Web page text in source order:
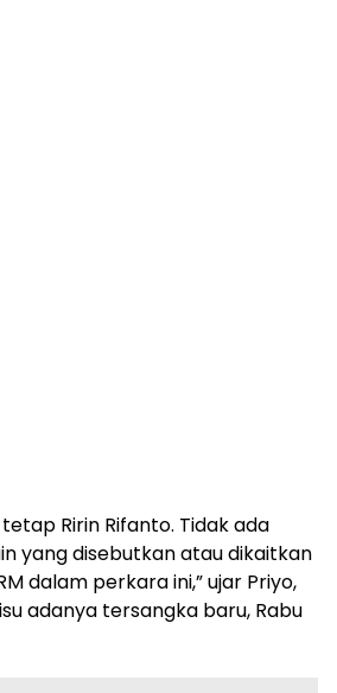
Ririn Rifanto. Tidak ada
yang disebutkan atau dikaitkan
dalam perkara ini,” ujar Priyo,
adanya tersangka baru, Rabu